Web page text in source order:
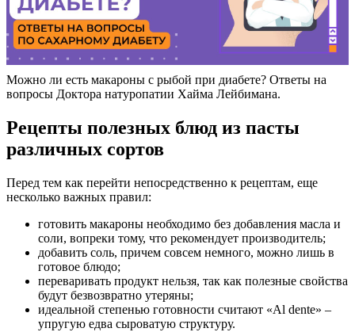
Можно ли есть макароны с рыбой при диабете? Ответы на
вопросы Доктора натуропатии Хайма Лейбимана.
Рецепты полезных блюд из пасты
различных сортов
Перед тем как перейти непосредственно к рецептам, еще
несколько важных правил:
готовить макароны необходимо без добавления масла и
соли, вопреки тому, что рекомендует производитель;
добавить соль, причем совсем немного, можно лишь в
готовое блюдо;
переваривать продукт нельзя, так как полезные свойства
будут безвозвратно утеряны;
идеальной степенью готовности считают «Al dente» –
упругую едва сыроватую структуру.